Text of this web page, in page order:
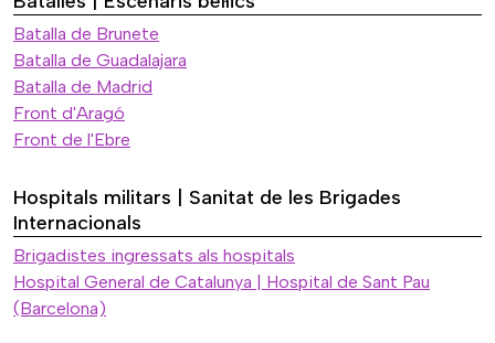
Batalla de Brunete
Batalla de Guadalajara
Batalla de Madrid
Front d'Aragó
Front de l'Ebre
Hospitals militars | Sanitat de les Brigades
Internacionals
Brigadistes ingressats als hospitals
Hospital General de Catalunya | Hospital de Sant Pau
(Barcelona)